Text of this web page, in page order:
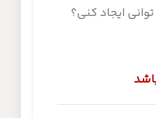
ایجاد کنی؟